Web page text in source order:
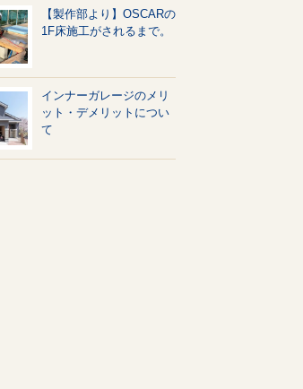
【製作部より】OSCARの
1F床施工がされるまで。
インナーガレージのメリ
ット・デメリットについ
て